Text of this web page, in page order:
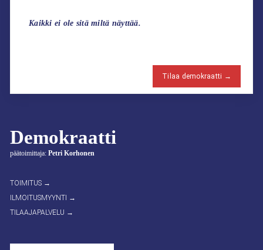
Demokraatti
päätoimittaja: Petri Korhonen
TOIMITUS →
ILMOITUSMYYNTI →
TILAAJAPALVELU →
Kaikki ei ole sitä miltä näyttää.
Tilaa demokraatti →